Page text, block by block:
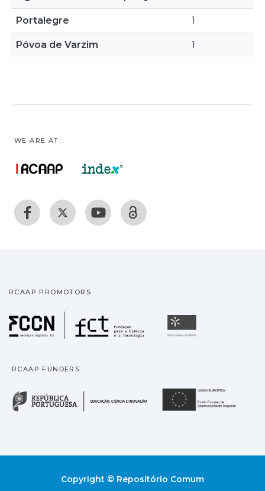
Portalegre 1
Póvoa de Varzim 1
WE ARE AT:
RCAAP PROMOTORS
Fundação para a
RCAAP FUNDERS
República Portuguesa
Copyright © Repositório Comum